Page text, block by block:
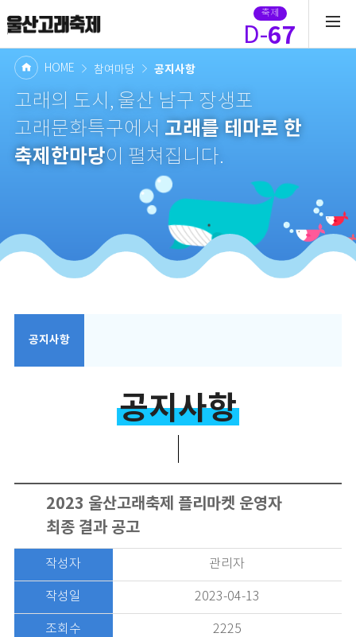
축제
D-67
HOME 참여마당 공지사항
고래의 도시, 울산 남구 장생포
고래문화특구에서 고래를 테마로 한
축제한마당이 펼쳐집니다.
공지사항
공지사항
2023 울산고래축제 플리마켓 운영자
최종 결과 공고
작성자 관리자
작성일 2023-04-13
조회수 2225